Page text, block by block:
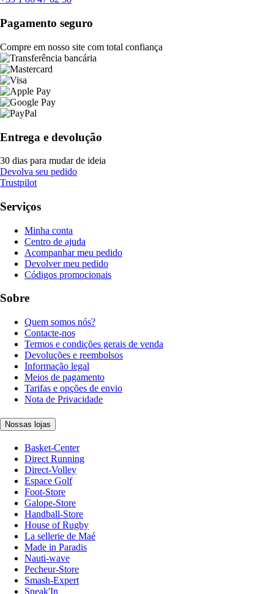
Pagamento seguro
Compre em nosso site com total confiança
Entrega e devolução
30 dias para mudar de ideia
Devolva seu pedido
Trustpilot
Serviços
Minha conta
Centro de ajuda
Acompanhar meu pedido
Devolver meu pedido
Códigos promocionais
Sobre
Quem somos nós?
Contacte-nos
Termos e condições gerais de venda
Devoluções e reembolsos
Informação legal
Meios de pagamento
Tarifas e opções de envio
Nota de Privacidade
Nossas lojas
Basket-Center
Direct Running
Direct-Volley
Espace Golf
Foot-Store
Galope-Store
Handball-Store
House of Rugby
La sellerie de Maé
Made in Paradis
Nauti-wave
Pecheur-Store
Smash-Expert
Sneak'In